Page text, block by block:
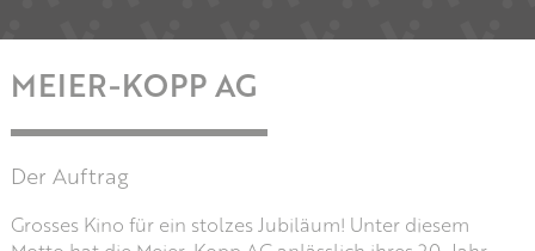
MEIER-KOPP AG
Der Auftrag
Grosses Kino für ein stolzes Jubiläum! Unter diesem